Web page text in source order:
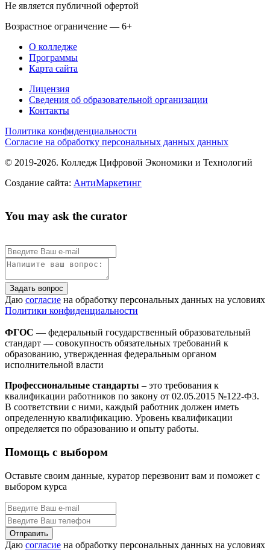
Не является публичной офертой
Возрастное ограничение — 6+
О колледже
Программы
Карта сайта
Лицензия
Сведения об образовательной организации
Контакты
Политика конфиденциальности
Согласие на обработку персональных данных данных
© 2019-2026. Колледж Цифровой Экономики и Технологий
Создание сайта: АнтиМаркетинг
You may ask the curator
Задать вопрос
Даю согласие на обработку персональных данных на условиях
Политики конфиденциальности
ФГОС — федеральный государственный образовательный
стандарт — совокупность обязательных требований к
образованию, утвержденная федеральным органом
исполнительной власти
Профессиональные стандарты – это требования к
квалификации работников по закону от 02.05.2015 №122-ФЗ.
В соответствии с ними, каждый работник должен иметь
определенную квалификацию. Уровень квалификации
определяется по образованию и опыту работы.
Помощь с выбором
Оставьте своим данные, куратор перезвонит вам и поможет с
выбором курса
Даю согласие на обработку персональных данных на условиях